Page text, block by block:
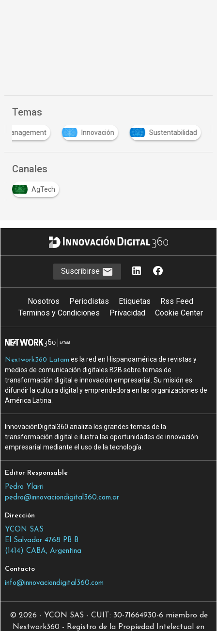
Temas
Management Innovación Sustentabilidad
Canales
AgTech
Suscribirse
Nosotros Periodistas Etiquetas
Rss Feed
Terminos y Condiciones
Privacidad Cookie Center
Nextwork360 Latam es la red en Hispanoamérica de revistas y
medios de comunicación digitales B2B sobre temas de
transformación digital e innovación empresarial. Su misión es
difundir la cultura digital y emprendedora en las organizaciones de
América Latina.
InnovaciónDigital360 analiza los grandes temas de la
transformación digital e ilustra las oportunidades de innovación
empresarial mediante el uso de la tecnología.
Editor Responsable
Pedro Ylarri
pedro@innovaciondigital360.com.ar
Dirección
YCON SAS
El Salvador 4768 PB B
(1414) CABA, Argentina
Contacto
info@innovaciondigital360.com
© 2026 - YCON SAS - CUIT: 30-71664930-6 miembro de
Nextwork360 - Registro de la Propiedad Intelectual en